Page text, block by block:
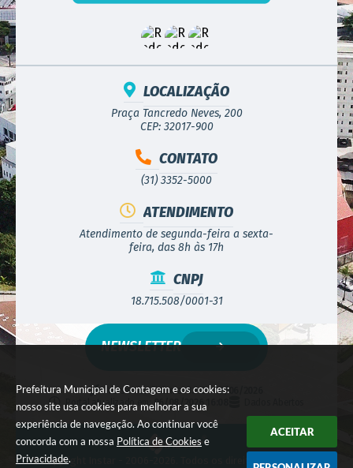
Prefeitura Municipal de Contagem e os cookies:
nosso site usa cookies para melhorar a sua
experiência de navegação. Ao continuar você
concorda com a nossa Política de Cookies e
Privacidade.
ACEITAR
LOCALIZAÇÃO
Praça Tancredo Neves, 200
CEP: 32017-900
CONTATO
(31) 3352-5000
ATENDIMENTO
Atendimento de segunda-feira a sexta-
feira, das 8h às 17h
CNPJ
18.715.508/0001-31
Versão do Sistema:3.5.3 - 19/06/2026
Portal atualizado em:
06/08/2026 16:08
NEWSLETTER
© Copyright Instar - 2006-2026. Todos os direitos reservados -